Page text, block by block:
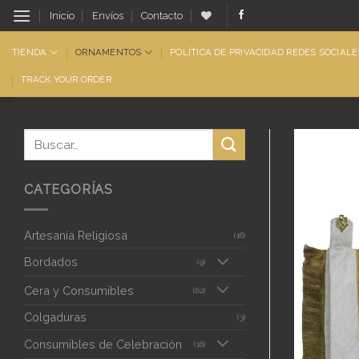
Saltar
al
contenido
Inicio Envíos Contacto
TIENDA ORNAMENTOS POLÍTICA DE PRIVACIDAD REDES
TRACK YOUR ORDER
CATEGORÍAS
Artesanía Religiosa (16)
Bordados (9)
Cera y Consumibles (62)
Colgaduras (3)
Consumibles de Celebración (16)